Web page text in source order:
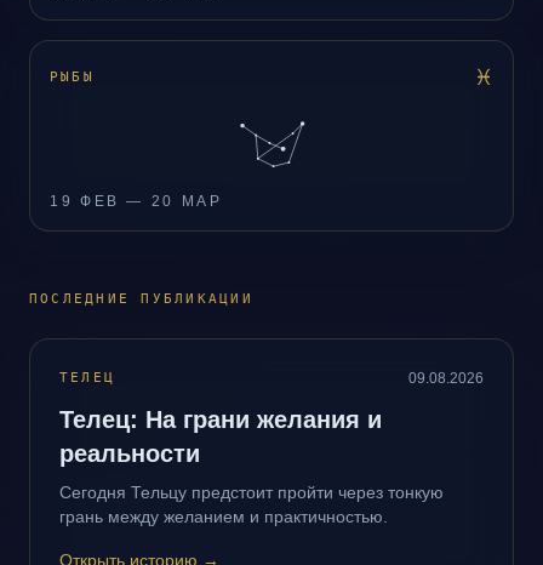
РЫБЫ ♓
19 ФЕВ — 20 МАР
ПОСЛЕДНИЕ ПУБЛИКАЦИИ
ТЕЛЕЦ 09.08.2026
Телец: На грани желания и
реальности
Сегодня Тельцу предстоит пройти через тонкую
грань между желанием и практичностью.
Открыть историю →